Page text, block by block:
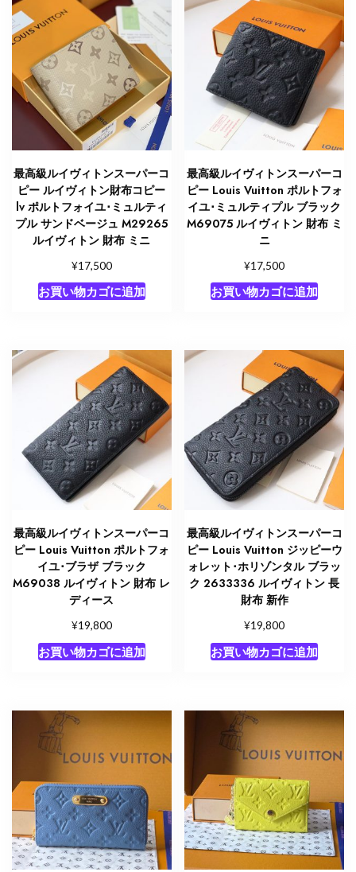
最高級ルイヴィトンスーパーコ
ピー ルイヴィトン財布コピー
lv ポルトフォイユ･ミュルティ
プル サンドベージュ M29265
ルイヴィトン 財布 ミニ
¥17,500
お買い物カゴに追加
最高級ルイヴィトンスーパーコ
ピー Louis Vuitton ポルトフォ
イユ･ミュルティプル ブラック
M69075 ルイヴィトン 財布 ミ
ニ
¥17,500
お買い物カゴに追加
最高級ルイヴィトンスーパーコ
ピー Louis Vuitton ポルトフォ
イユ･ブラザ ブラック
M69038 ルイヴィトン 財布 レ
ディース
¥19,800
お買い物カゴに追加
最高級ルイヴィトンスーパーコ
ピー Louis Vuitton ジッピーウ
ォレット･ホリゾンタル ブラッ
ク 2633336 ルイヴィトン 長
財布 新作
¥19,800
お買い物カゴに追加